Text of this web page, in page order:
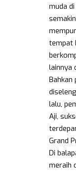
muda
tempat
lainnya
lalu,
Aji,
Grand
Di
meraih